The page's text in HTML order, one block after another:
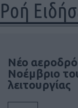
Ροή
Νέο
Νοέμβριο
λειτουργίας